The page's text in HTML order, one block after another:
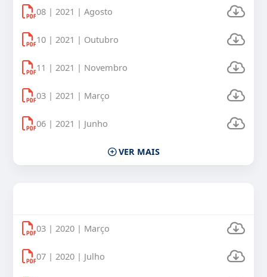
08 | 2021 | Agosto
10 | 2021 | Outubro
11 | 2021 | Novembro
03 | 2021 | Março
06 | 2021 | Junho
VER MAIS
03 | 2020 | Março
07 | 2020 | Julho